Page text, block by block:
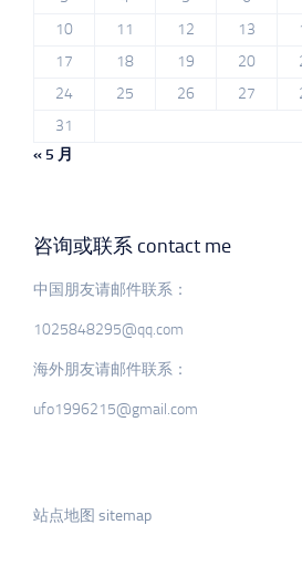
10
11 12 13
17
18 19 20
24
25 26 27
31
« 5 月
咨询或联系 contact me
中国朋友请邮件联系：
1025848295@qq.com
海外朋友请邮件联系：
ufo1996215@gmail.com
站点地图 sitemap